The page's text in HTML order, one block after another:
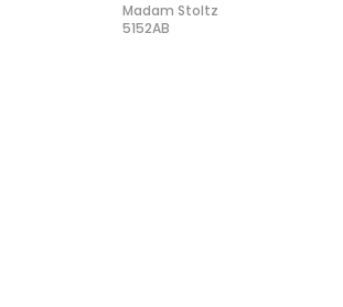
Madam Stoltz
5152AB